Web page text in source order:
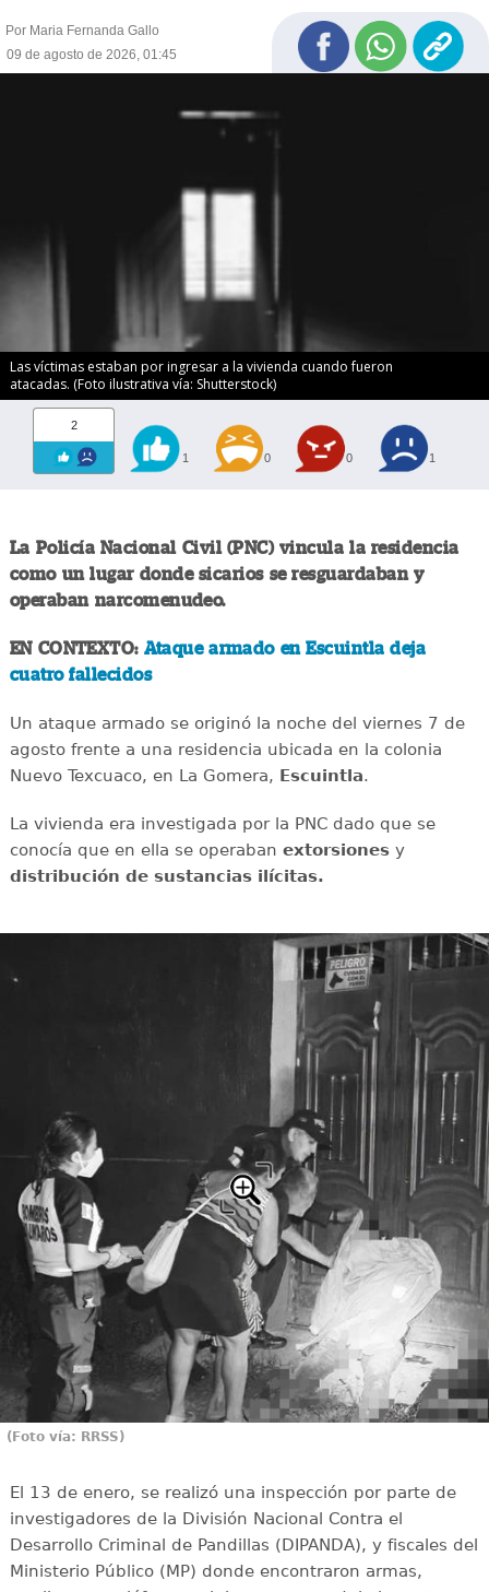
Por Maria Fernanda Gallo
09 de agosto de 2026, 01:45
Las víctimas estaban por ingresar a la vivienda cuando fueron
atacadas. (Foto ilustrativa vía: Shutterstock)
2
1 0 0 1
La Policía Nacional Civil (PNC) vincula la residencia
como un lugar donde sicarios se resguardaban y
operaban narcomenudeo.
EN CONTEXTO: Ataque armado en Escuintla deja
cuatro fallecidos
Un ataque armado se originó la noche del viernes 7 de
agosto frente a una residencia ubicada en la colonia
Nuevo Texcuaco, en La Gomera, Escuintla.
La vivienda era investigada por la PNC dado que se
conocía que en ella se operaban extorsionesy
distribución de sustancias ilícitas.
(Foto vía: RRSS)
El 13 de enero, se realizó una inspección por parte de
investigadores de la División Nacional Contra el
Desarrollo Criminal de Pandillas (DIPANDA), y fiscales del
Ministerio Público (MP) donde encontraron armas,